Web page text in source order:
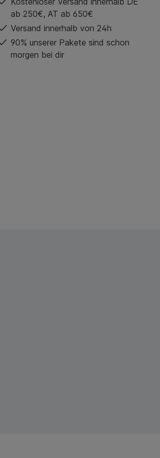
ab 250€, AT ab 650€
Versand innerhalb von 24h
90% unserer Pakete sind schon
morgen bei dir